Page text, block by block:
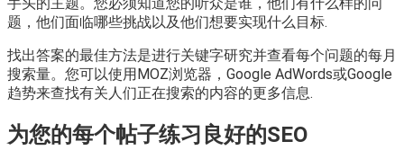
题，他们面临哪些挑战以及他们想要实现什么目标.
找出答案的最佳方法是进行关键字研究并查看每个问题的每月
搜索量。您可以使用MOZ浏览器，Google AdWords或Google
趋势来查找有关人们正在搜索的内容的更多信息.
为您的每个帖子练习良好的SEO